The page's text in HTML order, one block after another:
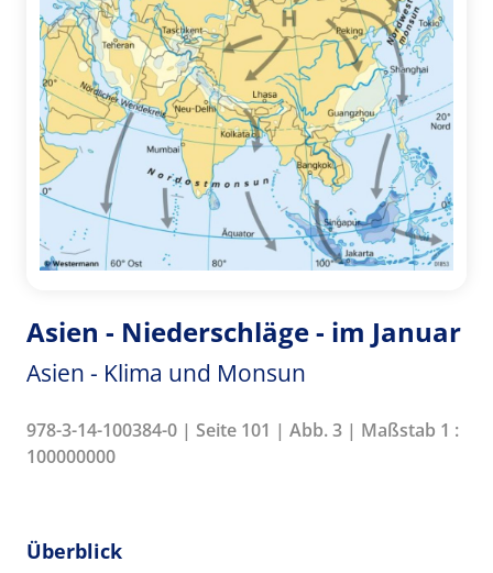
Asien - Niederschläge - im Januar
Asien - Klima und Monsun
978-3-14-100384-0 | Seite 101 | Abb. 3 | Maßstab 1 :
100000000
Überblick